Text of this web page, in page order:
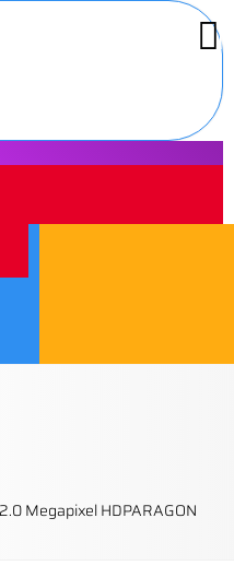
Megapixel HDPARAGON